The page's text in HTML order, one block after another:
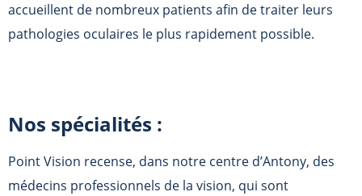
accueillent de nombreux patients afin de traiter leurs
pathologies oculaires le plus rapidement possible.
Nos spécialités :
Point Vision recense, dans notre centre d’Antony, des
médecins professionnels de la vision, qui sont